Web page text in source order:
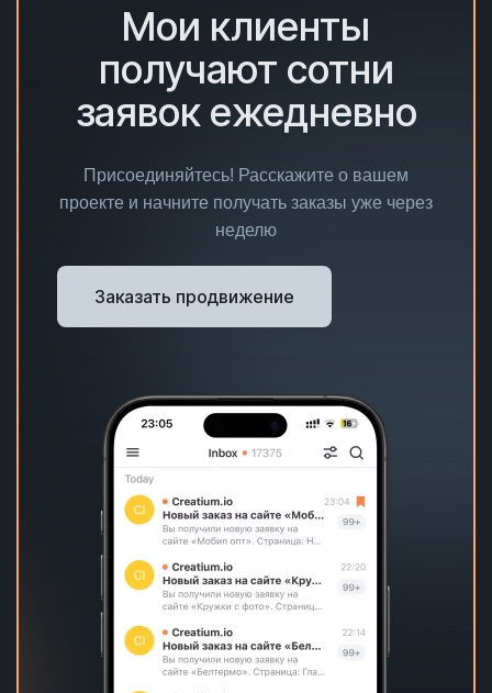
Мои клиенты
получают сотни
заявок ежедневно
Присоединяйтесь! Расскажите о вашем
проекте и начните получать заказы уже через
неделю
Заказать продвижение